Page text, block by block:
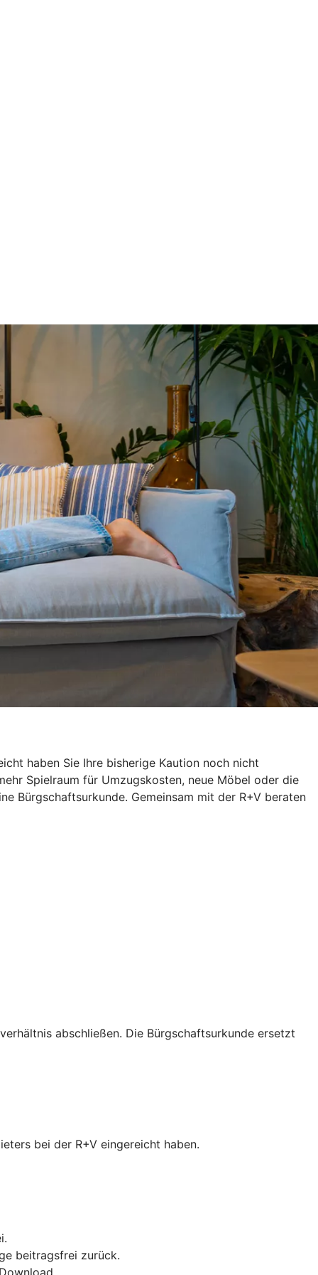
haben Sie Ihre bisherige Kaution noch nicht
Spielraum für Umzugskosten, neue Möbel oder die
Bürgschaftsurkunde. Gemeinsam mit der R+V beraten
abschließen. Die Bürgschaftsurkunde ersetzt
bei der R+V eingereicht haben.
beitragsfrei zurück.